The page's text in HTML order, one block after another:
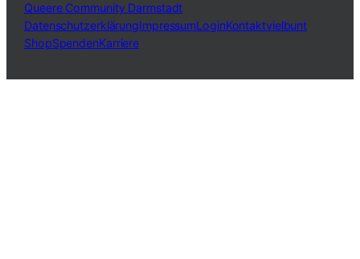
Queere Community Darmstadt
DatenschutzerklärungImpressumLoginKontaktvielbunt
ShopSpendenKarriere